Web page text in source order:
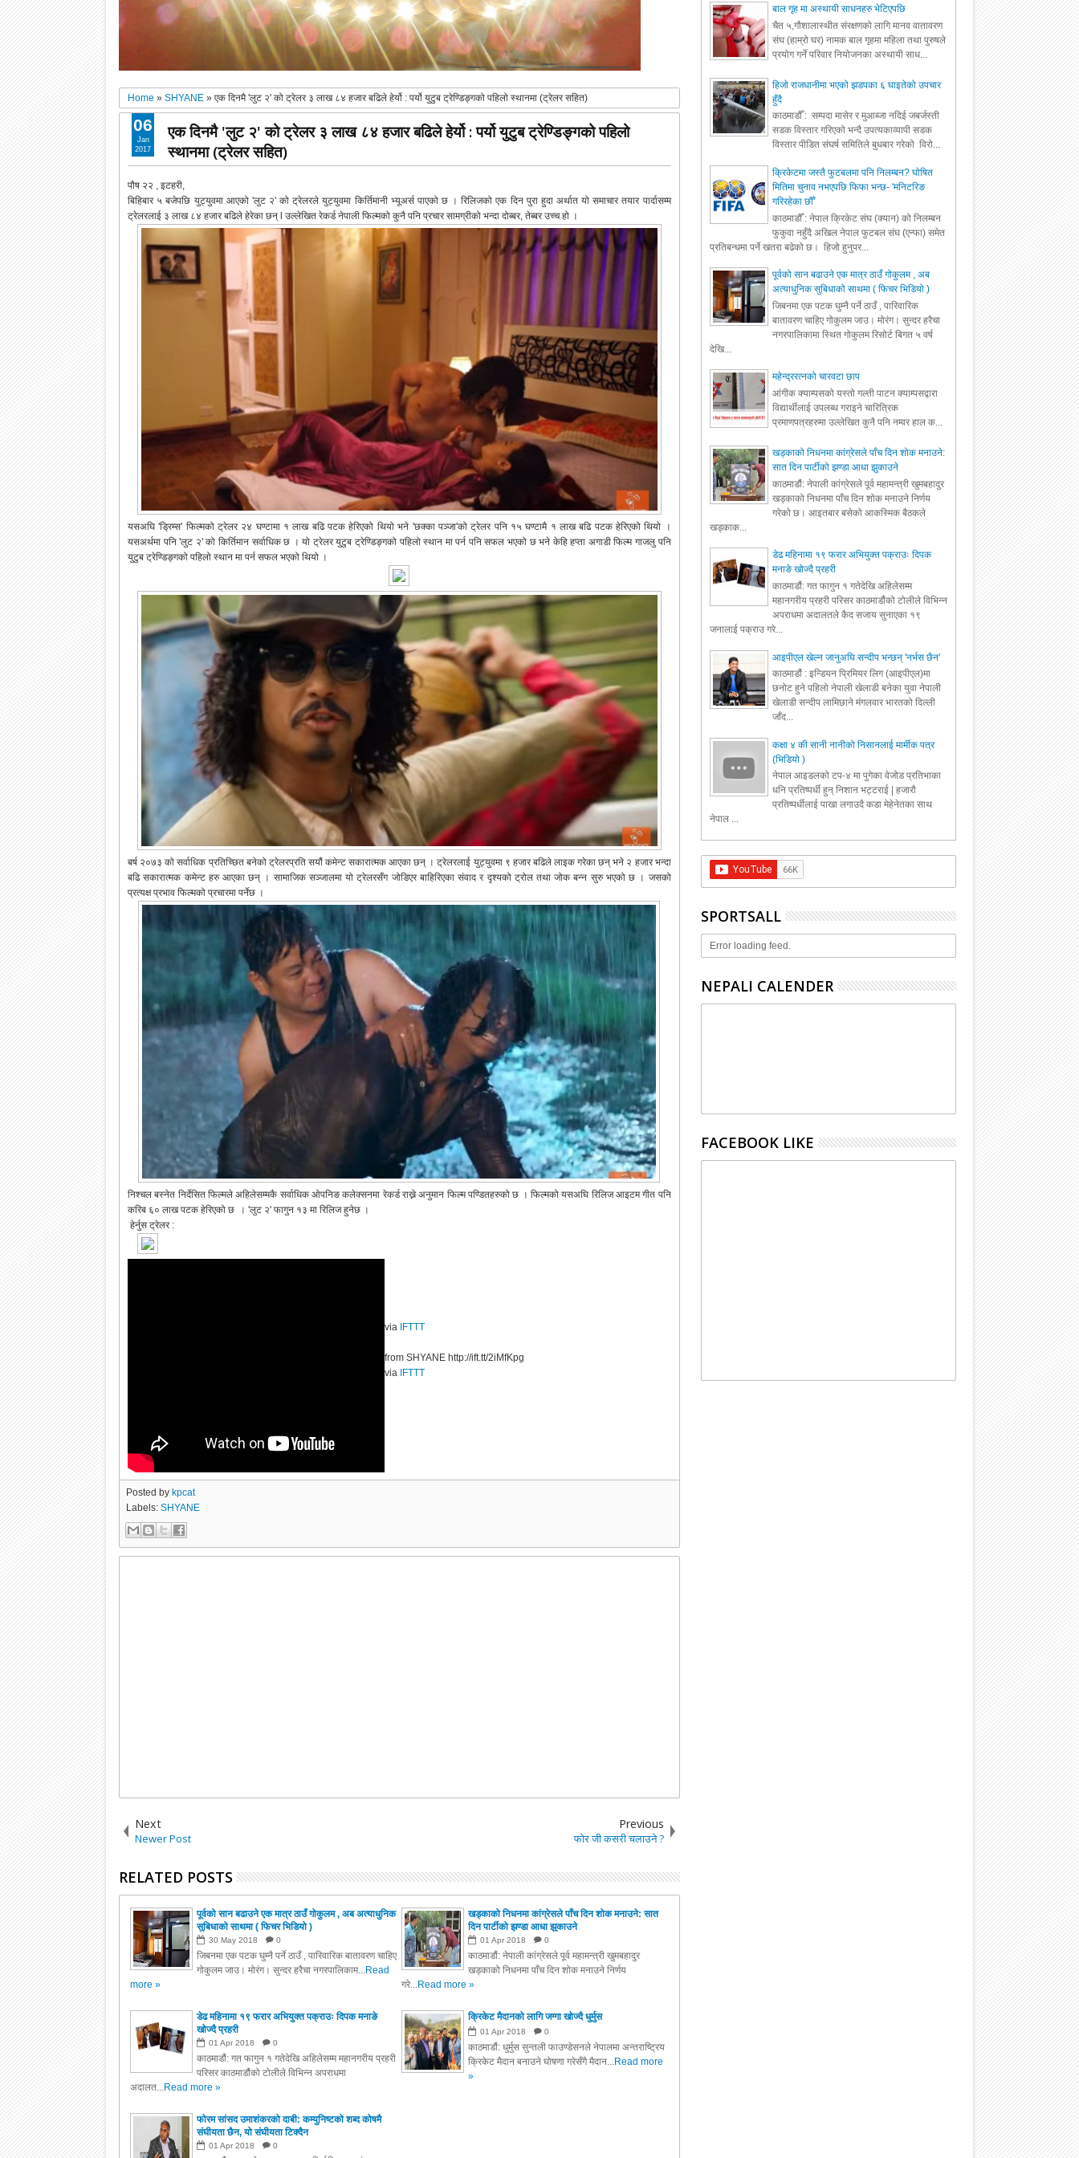
Home »SHYANE »एक दिनमै 'लुट २' को ट्रेलर ३ लाख ८४ हजार बढिले हेर्यो : पर्यो युटुब ट्रेण्डिङ्गको पहिलो स्थानमा (ट्रेलर सहित)
एक दिनमै 'लुट २' को ट्रेलर ३ लाख ८४ हजार बढिले हेर्यो : पर्यो युटुब ट्रेण्डिङ्गको पहिलो
स्थानमा (ट्रेलर सहित)
पौष २२ , इटहरी,
बिहिबार ५ बजेपछि युट्युवमा आएको 'लुट २' को ट्रेलरले युट्युवमा किर्तिमानी भ्यूअर्स पाएको छ । रिलिजको एक दिन पुरा हुदा अर्थात यो समाचार तयार पार्दासम्म
ट्रेलरलाई ३ लाख ८४ हजार बढिले हेरेका छन् l उल्लेखित रेकर्ड नेपाली फिल्मको कुनै पनि प्रचार सामग्रीको भन्दा दोब्बर, तेब्बर उच्च हो ।
यसअघि 'ड्रिम्स' फिल्मको ट्रेलर २४ घण्टामा १ लाख बढि पटक हेरिएको थियो भने 'छक्का पञ्जा'को ट्रेलर पनि १५ घण्टामै १ लाख बढि पटक हेरिएको थियो ।
यसअर्थमा पनि 'लुट २' को किर्तिमान सर्वाधिक छ । यो ट्रेलर युटुब ट्रेण्डिङ्गको पहिलो स्थान मा पर्न पनि सफल भएको छ भने केहि हप्ता अगाडी फिल्म गाजलु पनि
युटुब ट्रेण्डिङ्गको पहिलो स्थान मा पर्न सफल भएको थियो ।
बर्ष २०७३ को सर्वाधिक प्रतिच्छित बनेको ट्रेलरप्रति सयौं कमेन्ट सकारात्मक आएका छन् । ट्रेलरलाई युट्युवमा ९ हजार बढिले लाइक गरेका छन् भने २ हजार भन्दा
बढि सकारात्मक कमेन्ट हरु आएका छन् । सामाजिक सञ्जालमा यो ट्रेलरसँग जोडिएर बाहिरिएका संवाद र दृश्यको ट्रोल तथा जोक बन्न सुरु भएको छ । जसको
प्रत्यक्ष प्रभाव फिल्मको प्रचारमा पर्नेछ ।
निश्चल बस्नेत निर्देसित फिल्मले अहिलेसम्मकै सर्वाधिक ओपनिङ कलेक्सनमा रेकर्ड राख्ने अनुमान फिल्म पण्डितहरुको छ । फिल्मको यसअघि रिलिज आइटम गीत पनि
करिब ६० लाख पटक हेरिएको छ । 'लुट २' फागुन १३ मा रिलिज हुनेछ ।
हेर्नुस ट्रेलर :
via IFTTT
from SHYANE http://ift.tt/2iMfKpg
via IFTTT
06
Jan
2017
Posted by kpcat
Labels:SHYANE
Next
Newer Post
Previous
फोर जी कसरी चलाउने ?
RELATED POSTS
पूर्वको सान बढाउने एक मात्र ठाउँ गोकुलम , अब अत्याधुनिक
सुबिधाको साथमा ( फिचर भिडियो )
30 May 2018 0
जिबनमा एक पटक घुम्नै पर्ने ठाउँ , पारिवारिक बातावरण चाहिए
गोकुलम जाउ। मोरंग। सुन्दर हरैचा नगरपालिकाम...Read
more »
खड्काको निधनमा कांग्रेसले पाँच दिन शोक मनाउने: सात
दिन पार्टीको झण्डा आधा झुकाउने
01 Apr 2018 0
काठमाडौं: नेपाली कांग्रेसले पूर्व महामन्त्री खुमबहादुर
खड्काको निधनमा पाँच दिन शोक मनाउने निर्णय
गरे...Read more »
डेढ महिनामा १९ फरार अभियुक्त पक्राउः दिपक मनाङे
खोज्दै प्रहरी
01 Apr 2018 0
काठमाडौं: गत फागुन १ गतेदेखि अहिलेसम्म महानगरीय प्रहरी
परिसर काठमाडौंको टोलीले विभिन्न अपराधमा
अदालत...Read more »
क्रिकेट मैदानको लागि जग्गा खोज्दै धुर्मुस
01 Apr 2018 0
काठमाडौं: धुर्मुस सुन्तली फाउण्डेसनले नेपालमा अन्तराष्ट्रिय
क्रिकेट मैदान बनाउने घोषणा गरेसँगै मैदान...Read more
»
फोरम सांसद उमाशंकरको दाबी: कम्युनिष्टको शब्द कोषमै
संघीयता छैन, यो संघीयता टिक्दैन
01 Apr 2018 0
बाल गृह मा अस्थायी साधनहरु भेटिएपछि
चैत ५,गौशालास्थीत संरक्षणको लागि मानव वातावरण
संघ (हाम्रो घर) नामक बाल गृहमा महिला तथा पुरुषले
प्रयोग गर्ने परिवार नियोजनका अस्थायी साध...
हिजो राजधानीमा भएको झडपका ६ घाइतेको उपचार
हुँदै
काठमाडौँ : सम्पदा मासेर र मुआब्जा नदिई जबर्जस्ती
सडक विस्तार गरिएको भन्दै उपत्यकाव्यापी सडक
विस्तार पीडित संघर्ष समितिले बुधबार गरेको विरो...
क्रिकेटमा जस्तै फुटबलमा पनि निलम्बन? घोषित
मितिमा चुनाव नभएपछि फिफा भन्छ- 'मनिटरिङ
गरिरहेका छौँ'
काठमाडौँ : नेपाल क्रिकेट संघ (क्यान) को निलम्बन
फुकुवा नहुँदै अखिल नेपाल फुटबल संघ (एन्फा) समेत
प्रतिबन्धमा पर्ने खतरा बढेको छ। हिजो हुनुपर...
पूर्वको सान बढाउने एक मात्र ठाउँ गोकुलम , अब
अत्याधुनिक सुबिधाको साथमा ( फिचर भिडियो )
जिबनमा एक पटक घुम्नै पर्ने ठाउँ , पारिवारिक
बातावरण चाहिए गोकुलम जाउ। मोरंग। सुन्दर हरैचा
नगरपालिकामा स्थित गोकुलम रिसोर्ट बिगत ५ वर्ष
देखि...
महेन्द्ररत्नको चारवटा छाप
आंगीक क्याम्पसको यस्तो गल्ती पाटन क्याम्पसद्वारा
विद्यार्थीलाई उपलब्ध गराइने चारित्रिक
प्रमाणपत्रहरुमा उल्लेखित कुनै पनि नम्वर हाल क...
खड्काको निधनमा कांग्रेसले पाँच दिन शोक मनाउने:
सात दिन पार्टीको झण्डा आधा झुकाउने
काठमाडौं: नेपाली कांग्रेसले पूर्व महामन्त्री खुमबहादुर
खड्काको निधनमा पाँच दिन शोक मनाउने निर्णय
गरेको छ। आइतबार बसेको आकस्मिक बैठकले
खड्काक...
डेढ महिनामा १९ फरार अभियुक्त पक्राउः दिपक
मनाङे खोज्दै प्रहरी
काठमाडौं: गत फागुन १ गतेदेखि अहिलेसम्म
महानगरीय प्रहरी परिसर काठमाडौंको टोलीले विभिन्न
अपराधमा अदालतले कैद सजाय सुनाएका १९
जनालाई पक्राउ गरे...
आइपीएल खेल्न जानुअघि सन्दीप भन्छन् 'नर्भस छैन'
काठमाडौं : इन्डियन प्रिमियर लिग (आइपीएल)मा
छनोट हुने पहिलो नेपाली खेलाडी बनेका युवा नेपाली
खेलाडी सन्दीप लामिछाने मंगलवार भारतको दिल्ली
जाँद...
कक्षा ४ की सानी नानीको निसानलाई मार्मीक पत्र
(भिडियो )
नेपाल आइडलको टप-४ मा पुगेका वेजोड प्रतिभाका
धनि प्रतिष्पर्धी हुन् निशान भट्टराई | हजारौ
प्रतिष्पर्धीलाई पाखा लगाउदै कडा मेहेनेतका साथ
नेपाल ...
SPORTSALL
Error loading feed.
NEPALI CALENDER
FACEBOOK LIKE